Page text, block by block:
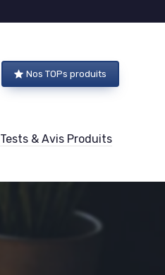
Nos TOPs produits
Tests & Avis Produits